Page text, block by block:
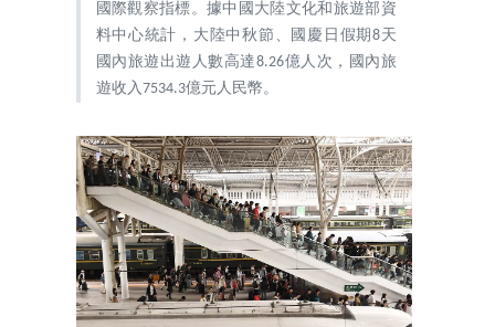
國際觀察指標。據中國大陸文化和旅遊部資
料中心統計，大陸中秋節、國慶日假期8天
國內旅遊出遊人數高達8.26億人次，國內旅
遊收入7534.3億元人民幣。